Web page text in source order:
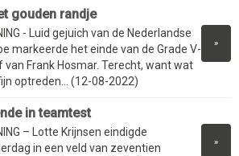
gouden randje
»
- Luid gejuich van de Nederlandse
markeerde het einde van de Grade V-
van Frank Hosmar. Terecht, want wat
optreden... (12-08-2022)
in teamtest
»
– Lotte Krijnsen eindigde
in een veld van zeventien